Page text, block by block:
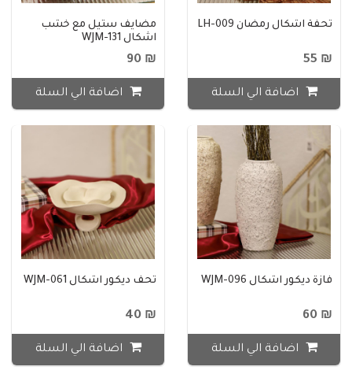
تحفة اشكال رمضان LH-009
₪ 55
اضافة الي السلة
مضايف ستيل مع خشب
اشكال WJM-131
₪ 90
اضافة الي السلة
فازة ديكور اشكال WJM-096
₪ 60
اضافة الي السلة
تحف ديكور اشكال WJM-061
₪ 40
اضافة الي السلة